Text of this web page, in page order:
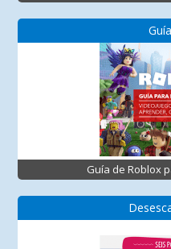
Guía de Roblox